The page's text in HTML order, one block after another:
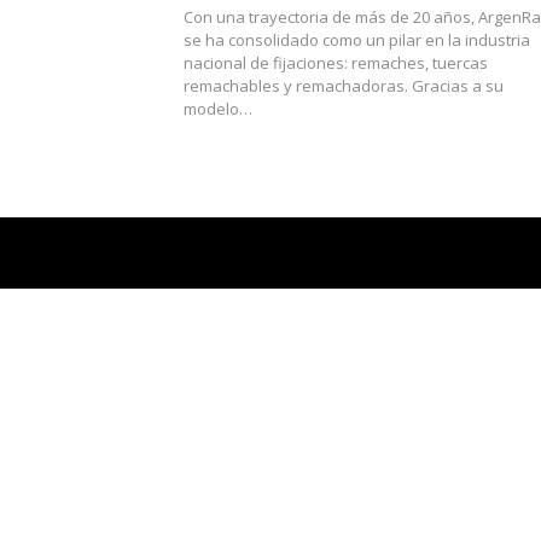
Con una trayectoria de más de 20 años,
se ha consolidado como un pilar en la industria
nacional de fijaciones: remaches, tuercas
remachables y remachadoras. Gracias a su
modelo…